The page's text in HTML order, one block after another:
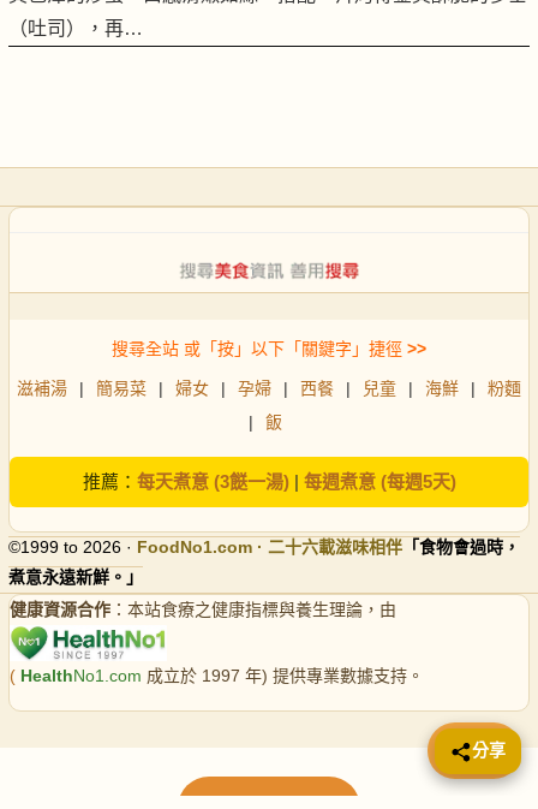
（吐司），再…
搜尋全站 或「按」以下「關鍵字」捷徑 >>
滋補湯 | 簡易菜 | 婦女 | 孕婦 | 西餐 | 兒童 | 海鮮 |
粉麵
|
飯
推薦： 每天煮意 (3餸一湯)| 每週煮意 (每週5天)
©1999 to 2026 · FoodNo1.com · 二十六載滋味相伴 「食物會過時，
煮意永遠新鮮。」
健康資源合作 ：本站食療之健康指標與養生理論，由
( HealthNo1.com 成立於 1997 年) 提供專業數據支持。
📤 分享
分享